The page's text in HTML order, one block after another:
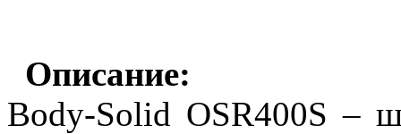
Описание:
Body-Solid OSR400S –